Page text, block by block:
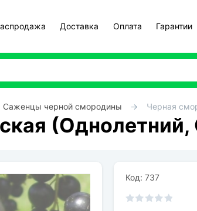
Доставка Оплата Гарантии
Саженцы черной смородины Черная
Код: 737